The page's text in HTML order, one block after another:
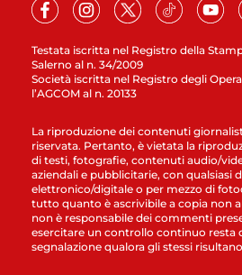
Testata iscritta nel Registro della
Salerno al n. 34/2009
Società iscritta nel Registro degli
l’AGCOM al n. 20133
La riproduzione dei contenuti
riservata. Pertanto, è vietata la
di testi, fotografie, contenuti audio/
aziendali e pubblicitarie, con qualsiasi
elettronico/digitale o per mezzo di
tutto quanto è ascrivibile a copia non
non è responsabile dei commenti
esercitare un controllo continuo resta
segnalazione qualora gli stessi